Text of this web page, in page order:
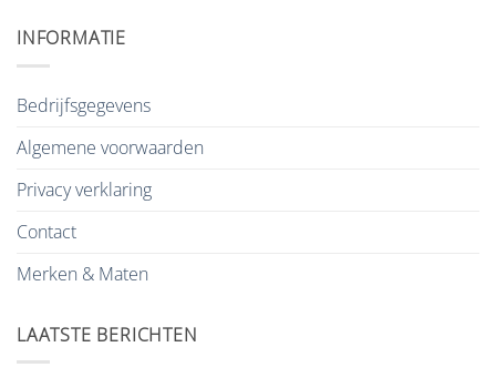
INFORMATIE
Bedrijfsgegevens
Algemene voorwaarden
Privacy verklaring
Contact
Merken & Maten
LAATSTE BERICHTEN